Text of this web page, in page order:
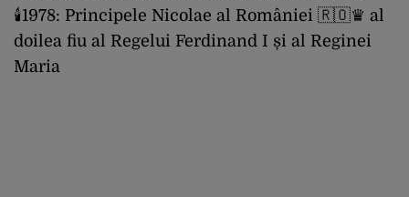
🕯️1978: Principele Nicolae al României 🇷🇴♛ al
doilea fiu al Regelui Ferdinand I și al Reginei
Maria